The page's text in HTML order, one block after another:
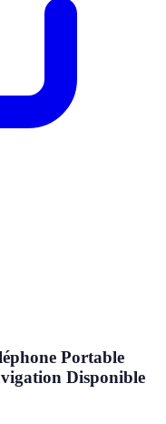
Portable
Disponible